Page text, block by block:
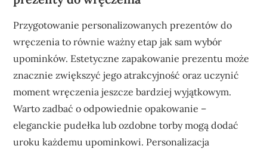
Przygotowanie personalizowanych prezentów do
wręczenia to równie ważny etap jak sam wybór
upominków. Estetyczne zapakowanie prezentu może
znacznie zwiększyć jego atrakcyjność oraz uczynić
moment wręczenia jeszcze bardziej wyjątkowym.
Warto zadbać o odpowiednie opakowanie –
eleganckie pudełka lub ozdobne torby mogą dodać
uroku każdemu upominkowi. Personalizacja